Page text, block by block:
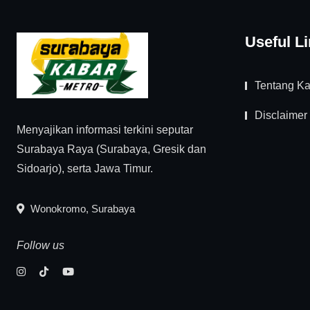
Menyajikan informasi terkini seputar
Surabaya Raya (Surabaya, Gresik dan
Sidoarjo), serta Jawa Timur.
Wonokromo, Surabaya
Follow us
Useful
Tentang
Disclaimer